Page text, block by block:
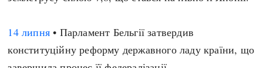
14 липня • Парламент Бельгії затвердив
конституційну реформу державного ладу країни, що